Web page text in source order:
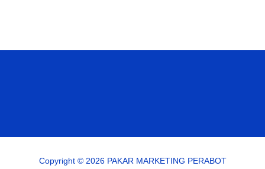
Copyright © 2026 PAKAR MARKETING PERABOT